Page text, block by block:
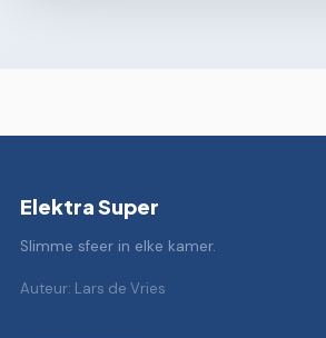
Elektra Super
Slimme sfeer in elke kamer.
Auteur: Lars de Vries